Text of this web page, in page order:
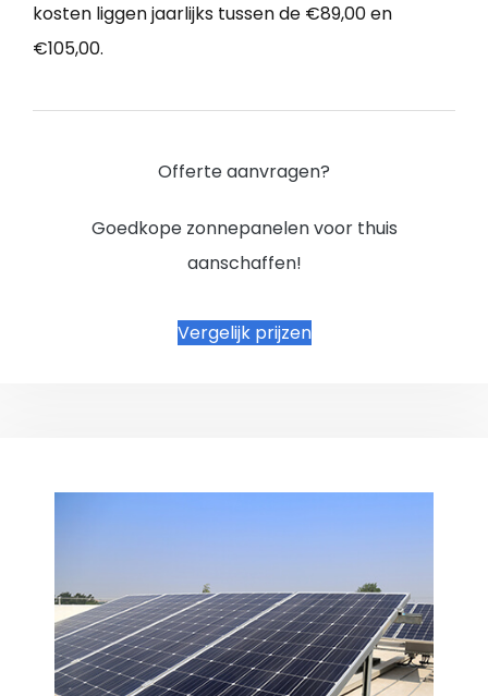
kosten liggen jaarlijks tussen de €89,00 en
€105,00.
Offerte aanvragen?
Goedkope zonnepanelen voor thuis
aanschaffen!
Vergelijk prijzen